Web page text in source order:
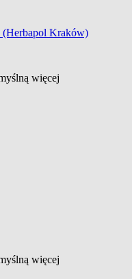
(Herbapol Kraków)
więcej
więcej